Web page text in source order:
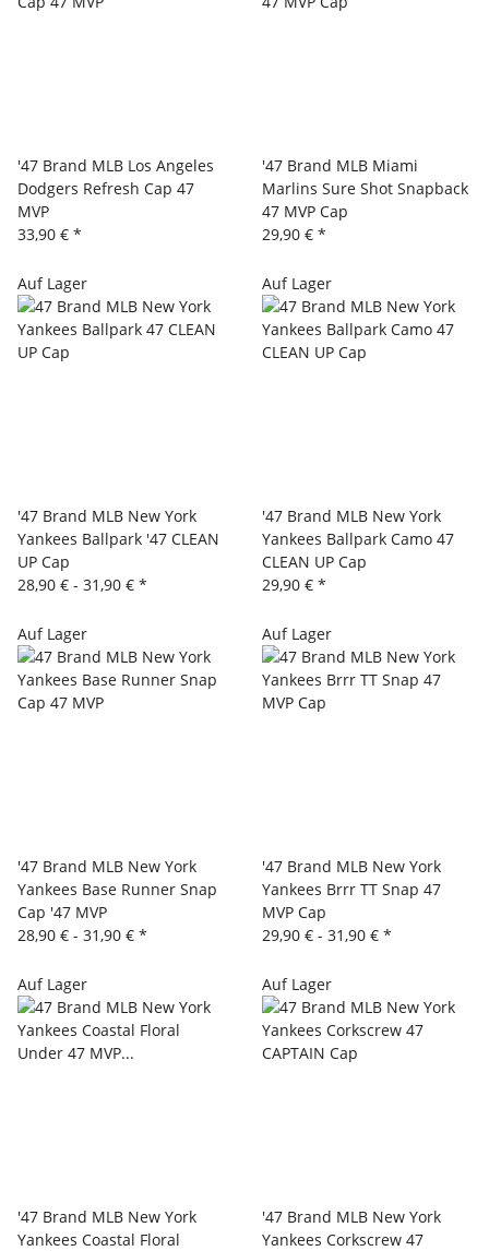
'47 Brand MLB Los Angeles
Dodgers Refresh Cap 47
MVP
33,90 € *
'47 Brand MLB Miami
Marlins Sure Shot Snapback
47 MVP Cap
29,90 € *
Auf Lager
'47 Brand MLB New York
Yankees Ballpark '47 CLEAN
UP Cap
28,90 € - 31,90 € *
Auf Lager
'47 Brand MLB New York
Yankees Ballpark Camo 47
CLEAN UP Cap
29,90 € *
Auf Lager
'47 Brand MLB New York
Yankees Base Runner Snap
Cap '47 MVP
28,90 € - 31,90 € *
Auf Lager
'47 Brand MLB New York
Yankees Brrr TT Snap 47
MVP Cap
29,90 € - 31,90 € *
Auf Lager
'47 Brand MLB New York
Yankees Coastal Floral
Auf Lager
'47 Brand MLB New York
Yankees Corkscrew 47